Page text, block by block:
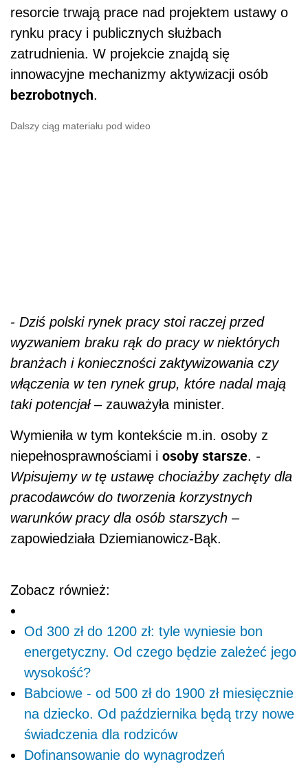
resorcie trwają prace nad projektem ustawy o
rynku pracy i publicznych służbach
zatrudnienia. W projekcie znajdą się
innowacyjne mechanizmy aktywizacji osób
bezrobotnych.
Dalszy ciąg materiału pod wideo
- Dziś polski rynek pracy stoi raczej przed
wyzwaniem braku rąk do pracy w niektórych
branżach i konieczności zaktywizowania czy
włączenia w ten rynek grup, które nadal mają
taki potencjał– zauważyła minister.
Wymieniła w tym kontekście m.in. osoby z
niepełnosprawnościami i osoby starsze. -
Wpisujemy w tę ustawę chociażby zachęty dla
pracodawców do tworzenia korzystnych
warunków pracy dla osób starszych –
zapowiedziała Dziemianowicz-Bąk.
Zobacz również:
Od 300 zł do 1200 zł: tyle wyniesie bon
energetyczny. Od czego będzie zależeć jego
wysokość?
Babciowe - od 500 zł do 1900 zł miesięcznie
na dziecko. Od października będą trzy nowe
świadczenia dla rodziców
Dofinansowanie do wynagrodzeń